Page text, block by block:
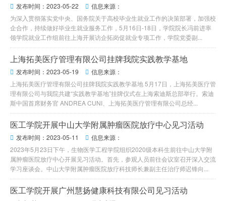
 发布时间：2023-05-22  信息来源：
为深入贯彻落实党中央、国务院关于高校毕业生就业工作的决策部署，加强校
企合作，持续做好毕业生就业服务工作，5月16日-18日，学院院长冯前进率
领学院就业工作组前往上海开展访企拓岗促就业专项工作，学院党委副...
上海拓美医疗管理有限公司挂牌我院实践教学基地
 发布时间：2023-05-19  信息来源：
上海拓美医疗管理有限公司挂牌我院实践教学基地 5月17日，上海拓美医疗管
理有限公司与我院共建“实践教学基地”挂牌仪式在上海索迪斯总部举行。索迪
斯中国首席财务官 ANDREA CUNI、上海拓美医疗管理有限公司总经...
医工学院开展中山大学附属肿瘤医院放疗中心见习活动
 发布时间：2023-05-11  信息来源：
2023年5月23日下午，生物医学工程学院组织2020级本科生前往中山大学附
属肿瘤医院放疗中心开展见习活动。首先，参观人员前往会议室召开深入交流
学习座谈会。中山大学附属肿瘤医院放疗科技师长兼副主任治疗师迟锋向...
医工学院开展广州慧扬健康科技有限公司见习活动